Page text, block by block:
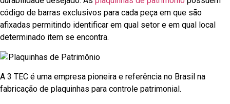
código de barras exclusivos para cada peça em que são
afixadas permitindo identificar em qual setor e em qual local
determinado item se encontra.
A 3 TEC é uma empresa pioneira e referência no Brasil na
fabricação de plaquinhas para controle patrimonial.